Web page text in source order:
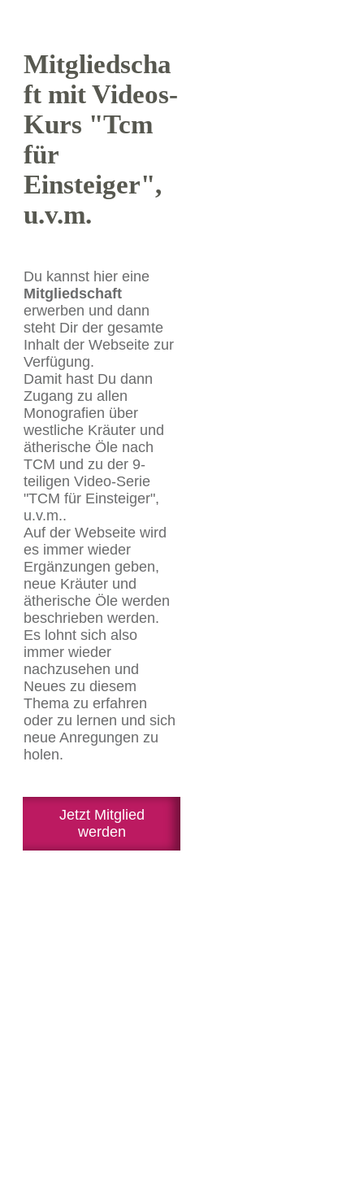
Mitgliedscha
ft mit Videos-
Kurs "Tcm
für
Einsteiger",
u.v.m.
Du kannst ​hier eine
Mitgliedschaft
erwerben und dann
steht Dir der gesamte
Inhalt der Webseite zur
Verfügung.
Damit hast Du dann
Zugang zu allen
Monografien über
westliche Kräuter und
ätherische Öle nach
TCM und zu der 9-
teiligen Video-Serie
"TCM für Einsteiger",
u.v.m..
Auf der Webseite wird
es immer wieder
Ergänzungen geben,
neue Kräuter und
ätherische Öle werden
beschrieben werden.
Es lohnt sich also
immer wieder
nachzusehen und
Neues zu diesem
Thema zu erfahren
oder zu lernen und sich
neue Anregungen zu
holen.
Jetzt Mitglied
werden